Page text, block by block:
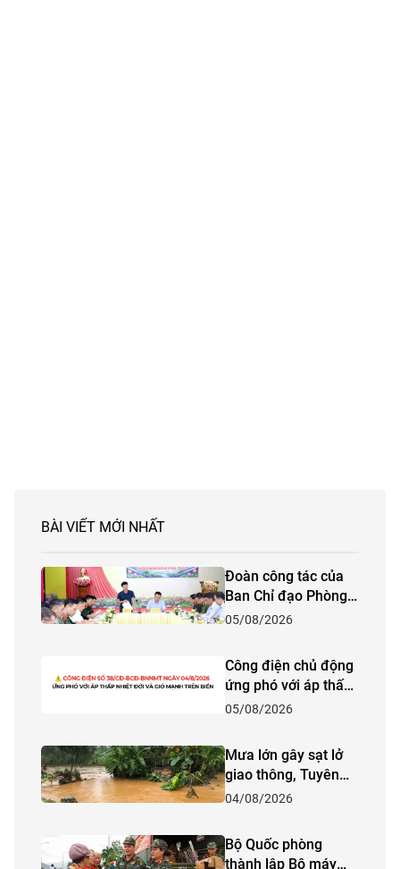
BÀI VIẾT MỚI NHẤT
Đoàn công tác của
Ban Chỉ đạo Phòng
thủ dân sự quốc gia
phòng, chống thiên
tai và tìm kiếm cứu
nạn năm 2026 tại
tỉnh Lào Cai
05/08/2026
Công điện chủ động
ứng phó với áp thấp
nhiệt đới và gió
05/08/2026
Mưa lớn gây sạt lở
giao thông, Tuyên
Quang khẩn trương
04/08/2026
Bộ Quốc phòng
thành lập Bộ máy